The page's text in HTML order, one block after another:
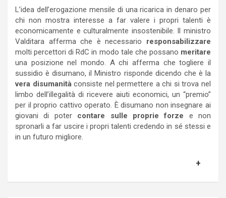
L’idea dell’erogazione mensile di una ricarica in denaro per
chi non mostra interesse a far valere i propri talenti è
economicamente e culturalmente insostenibile. Il ministro
Valditara afferma che è necessario responsabilizzare
molti percettori di RdC in modo tale che possano meritare
una posizione nel mondo. A chi afferma che togliere il
sussidio è disumano, il Ministro risponde dicendo che è la
vera disumanità consiste nel permettere a chi si trova nel
limbo dell’illegalità di ricevere aiuti economici, un “premio”
per il proprio cattivo operato. È disumano non insegnare ai
giovani di potercontare sulle proprie forze e non
spronarli a far uscire i propri talenti credendo in sé stessi e
in un futuro migliore.